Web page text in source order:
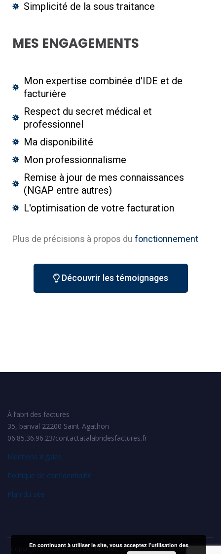
Simplicité de la sous traitance
MES ENGAGEMENTS
Mon expertise combinée d'IDE et de
facturière
Respect du secret médical et
professionnel
Ma disponibilité
Mon professionnalisme
Remise à jour de mes connaissances
(NGAP entre autres)
L'optimisation de votre facturation
Plus de précisions à propos du fonctionnement
Découvrir les témoignages
À l’abri des factures
35, banval 22200 Saint-Agathon
06.85.36.96.23/contactatalabridesfactures.fr
Mentions légales
Politique de confidentialité
Plan du site
Copyright © 2026À l'abri des factures, l'expertise d'une infirmière pour
En continuant à utiliser le site, vous acceptez l’utilisation des